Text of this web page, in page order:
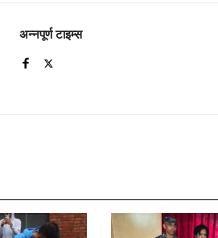
अन्नपूर्ण टाइम्स